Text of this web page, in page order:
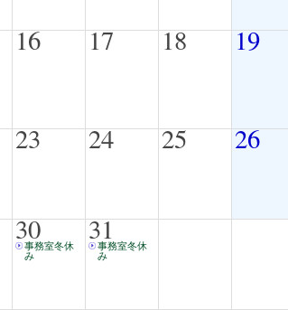
16 17 18 19
23 24 25 26
30
事務室冬休
み
31
事務室冬休
み